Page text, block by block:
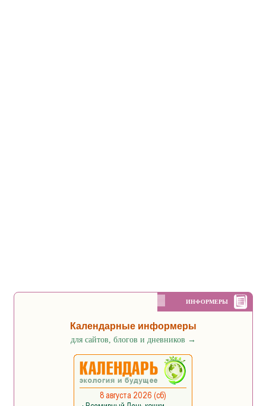
ИНФОРМЕРЫ
Календарные информеры
для сайтов, блогов и дневников →